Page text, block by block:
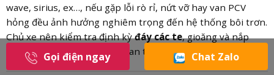
wave, sirius, ex…, nếu gặp lỗi rò rỉ, nứt vỡ hay van PCV
hỏng đều ảnh hưởng nghiêm trọng đến hệ thống bôi trơn.
Chủ xe nên kiểm tra định kỳđáy các te, gioăng và nắp
cacte để đảm bảo vận hành an toàn và hiệu quả.Chat Zalo
Gọi điện ngay